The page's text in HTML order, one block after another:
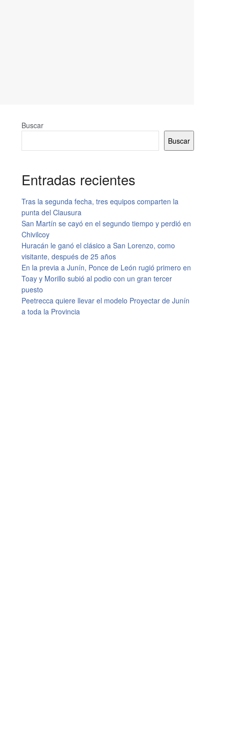
Buscar
Buscar
Entradas recientes
Tras la segunda fecha, tres equipos comparten la
punta del Clausura
San Martín se cayó en el segundo tiempo y perdió en
Chivilcoy
Huracán le ganó el clásico a San Lorenzo, como
visitante, después de 25 años
En la previa a Junín, Ponce de León rugió primero en
Toay y Morillo subió al podio con un gran tercer
puesto
Peetrecca quiere llevar el modelo Proyectar de Junín
a toda la Provincia